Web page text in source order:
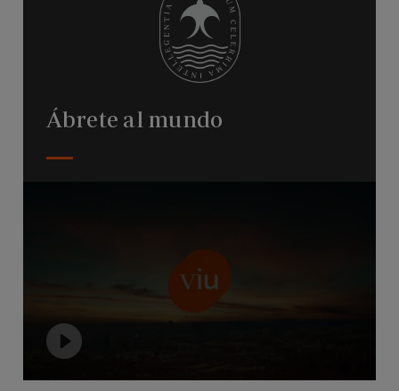
Ábrete al mundo